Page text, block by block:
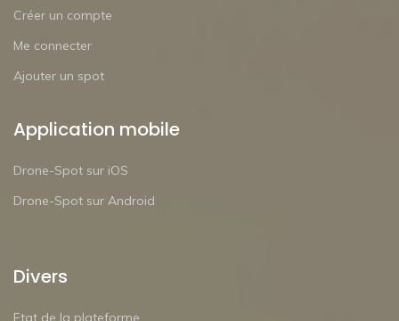
Créer un compte
Me connecter
Ajouter un spot
Application mobile
Drone-Spot sur iOS
Drone-Spot sur Android
Divers
Etat de la plateforme